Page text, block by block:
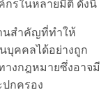
กรในหลายมิติ ดังนี้
นสำคัญที่ทำให้
บุคคลได้อย่างถูก
างกฎหมายซึ่งอาจมี
กครอง